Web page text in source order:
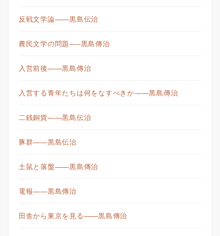
反戦文学論——黒島伝治
農民文学の問題—–黒島傳治
入営前後——黒島傳治
入営する青年たちは何をなすべきか——黒島傳治
二銭銅貨——黒島伝治
豚群——黒島伝治
土鼠と落盤——黒島傳治
電報——黒島傳治
田舎から東京を見る——黒島傳治